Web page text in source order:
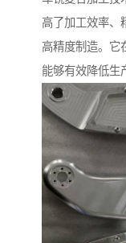
高了加工效率、
高精度制造。它
能够有效降低生